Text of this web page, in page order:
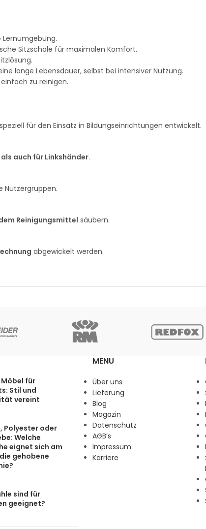
Sitzschale für maximalen Komfort.
lange Lebensdauer, selbst bei intensiver Nutzung.
zu reinigen.
für den Einsatz in Bildungseinrichtungen entwickelt.
auch für Linkshänder.
Nutzergruppen.
Reinigungsmittel säubern.
abgewickelt werden.
für
Stil und
vereint
Polyester oder
Welche
eignet sich am
gehobene
sind für
geeignet?
MENU
Über uns
Lieferung
Blog
Magazin
Datenschutz
AGB’s
Impressum
Karriere